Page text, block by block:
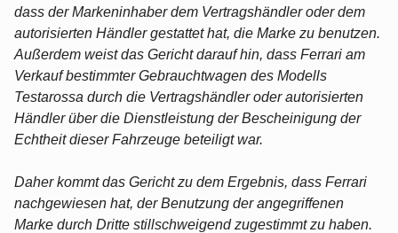
dass der Markeninhaber dem Vertragshändler oder dem
autorisierten Händler gestattet hat, die Marke zu benutzen.
Außerdem weist das Gericht darauf hin, dass Ferrari am
Verkauf bestimmter Gebrauchtwagen des Modells
Testarossa durch die Vertragshändler oder autorisierten
Händler über die Dienstleistung der Bescheinigung der
Echtheit dieser Fahrzeuge beteiligt war.
Daher kommt das Gericht zu dem Ergebnis, dass Ferrari
nachgewiesen hat, der Benutzung der angegriffenen
Marke durch Dritte stillschweigend zugestimmt zu haben.